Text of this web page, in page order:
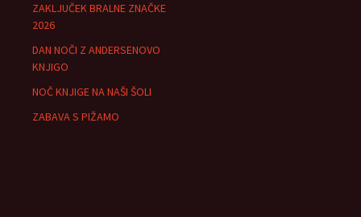
ZAKLJUČEK BRALNE ZNAČKE
2026
DAN NOČI Z ANDERSENOVO
KNJIGO
NOČ KNJIGE NA NAŠI ŠOLI
ZABAVA S PIŽAMO